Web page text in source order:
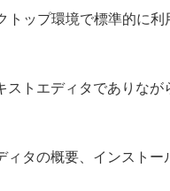
トップ環境で標準的に利
ストエディタでありな
ィタの概要、インストー